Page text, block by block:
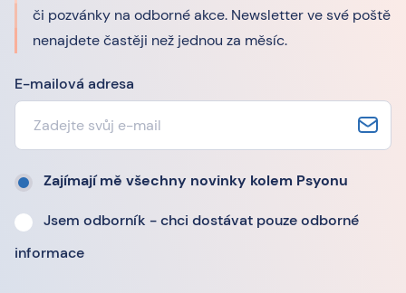
či pozvánky na odborné akce. Newsletter ve své poště
nenajdete častěji než jednou za měsíc.
E-mailová adresa
Zajímají mě všechny novinky kolem Psyonu
Jsem odborník - chci dostávat pouze odborné
informace